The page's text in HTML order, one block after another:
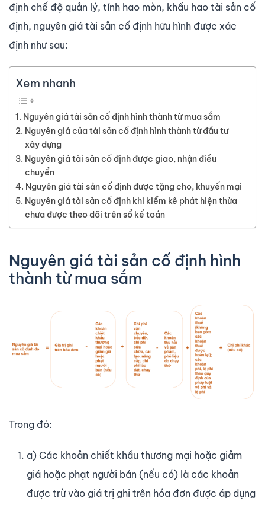
định chế độ quản lý, tính hao mòn, khấu hao tài sản cố
định, nguyên giá tài sản cố định hữu hình được xác
định như sau:
Xem nhanh
Nguyên giá tài sản cố định hình thành từ mua sắm
Nguyên giá của tài sản cố định hình thành từ đầu tư
xây dựng
Nguyên giá tài sản cố định được giao, nhận điều
chuyển
Nguyên giá tài sản cố định được tặng cho, khuyến mại
Nguyên giá tài sản cố định khi kiểm kê phát hiện thừa
chưa được theo dõi trên sổ kế toán
Nguyên giá tài sản cố định hình
thành từ mua sắm
Trong đó:
a) Các khoản chiết khấu thương mại hoặc giảm
giá hoặc phạt người bán (nếu có) là các khoản
được trừ vào giá trị ghi trên hóa đơn được áp dụng